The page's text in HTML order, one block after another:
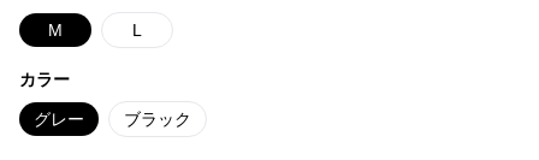
M L
カラー
グレー ブラック